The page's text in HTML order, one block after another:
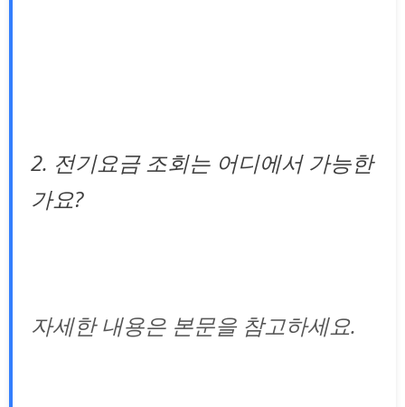
2. 전기요금 조회는 어디에서 가능한
가요?
자세한 내용은 본문을 참고하세요.